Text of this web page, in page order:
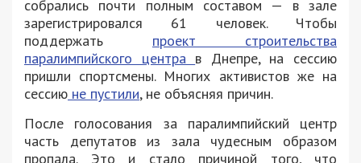
собрались почти полным составом — в зале
зарегистрировался 61 человек. Чтобы
поддержать проект строительства
паралимпийского центра в Днепре, на сессию
пришли спортсмены. Многих активистов же на
сессию не пустили, не объясняя причин.
После голосования за паралимпийский центр
часть депутатов из зала чудесным образом
пропала. Это и стало причиной того, что